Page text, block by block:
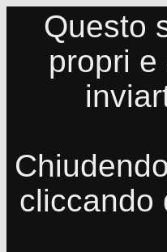
Questo
propri
cliccando